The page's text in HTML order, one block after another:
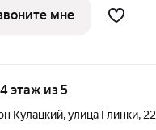
мне
этаж из 5
Кулацкий,улица Глинки, 22